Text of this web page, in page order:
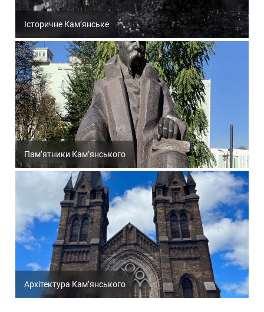
Історичне Кам’янське
Пам’ятники Кам’янського
Архітектура Кам’янського